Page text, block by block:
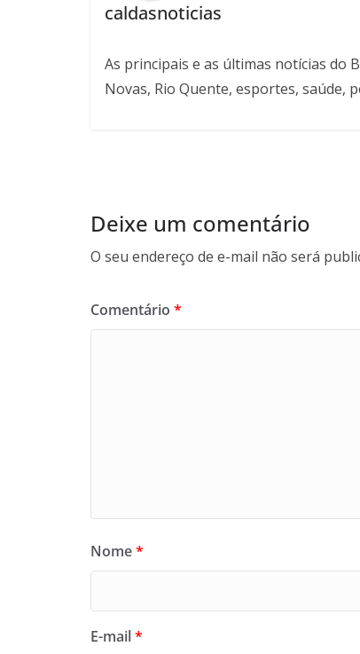
caldasnoticias
As principais e as últimas notícias do
Novas, Rio Quente, esportes, saúde,
Deixe um comentário
O seu endereço de e-mail não será
Comentário *
Nome*
E-mail*